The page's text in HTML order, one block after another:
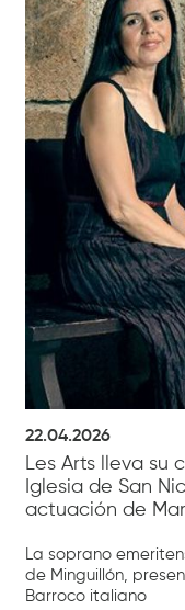
22.04.2026
Les Arts lleva su
Iglesia de San
actuación de
La soprano
de Minguillón,
Barroco italiano